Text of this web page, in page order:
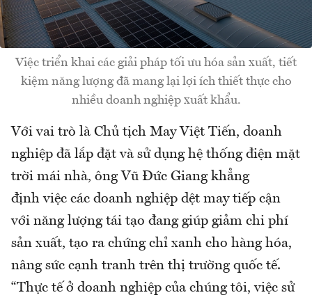
Việc triển khai các giải pháp tối ưu hóa sản xuất, tiết
kiệm năng lượng đã mang lại lợi ích thiết thực cho
nhiều doanh nghiệp xuất khẩu.
Với vai trò là Chủ tịch May Việt Tiến, doanh
nghiệp đã lắp đặt và sử dụng hệ thống điện mặt
trời mái nhà, ông Vũ Đức Giang khẳng
định việc các doanh nghiệp dệt may tiếp cận
với năng lượng tái tạo đang giúp giảm chi phí
sản xuất, tạo ra chứng chỉ xanh cho hàng hóa,
nâng sức cạnh tranh trên thị trường quốc tế.
“Thực tế ở doanh nghiệp của chúng tôi, việc sử